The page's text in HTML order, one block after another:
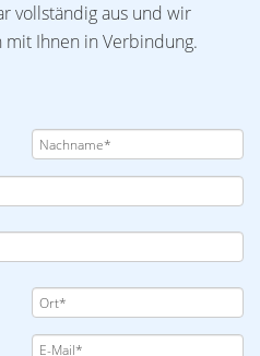
vollständig aus und wir
Ihnen in Verbindung.